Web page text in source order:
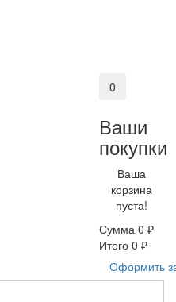
0
Ваши
покупки
Ваша
корзина
пуста!
Сумма 0 ₽
Итого 0 ₽
Оформить